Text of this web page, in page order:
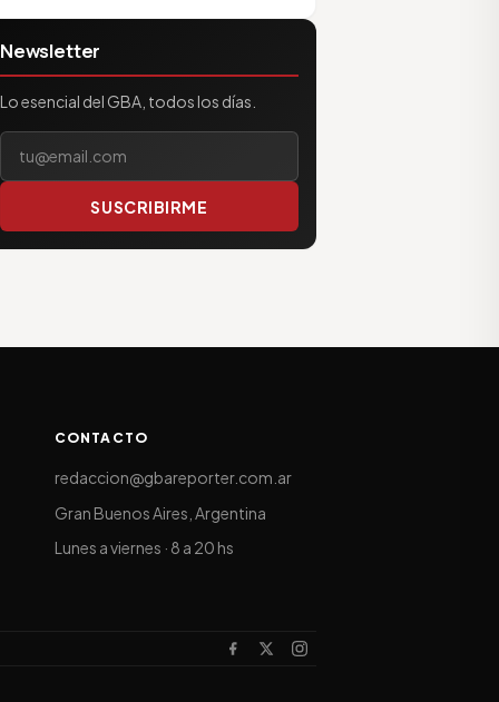
Newsletter
Lo esencial del GBA, todos los días.
Tu correo electrónico
SUSCRIBIRME
CONTACTO
redaccion@gbareporter.com.ar
Gran Buenos Aires, Argentina
Lunes a viernes · 8 a 20 hs